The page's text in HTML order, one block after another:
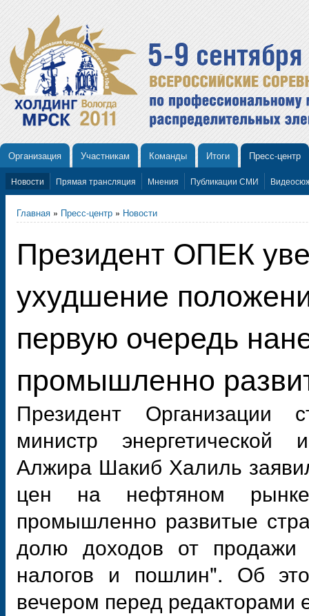
Организация Участникам Команды Итоги Пресс-центр
Новости Прямая трансляция Мнения Публикации СМИ
Главная » Пресс-центр » Новости
Президент ОПЕК
ухудшение
первую очередь
промышленно
Президент Организации
министр
Алжира Шакиб Халиль
цен на нефтяном
промышленно развитые
долю доходов от
налогов и пошлин". Об
вечером перед редакторами